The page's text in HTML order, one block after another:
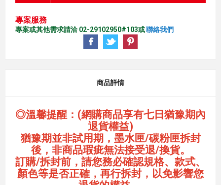
專案服務
專案或其他需求請洽 02-29102950#103或聯絡我們
商品詳情
◎溫馨提醒：(網購商品享有七日猶豫期內
退貨權益)
猶豫期並非試用期，墨水匣/碳粉匣拆封
後，非商品瑕疵無法接受退/換貨。
訂購/拆封前，請您務必確認規格、款式、
顏色等是否正確，再行拆封，以免影響您